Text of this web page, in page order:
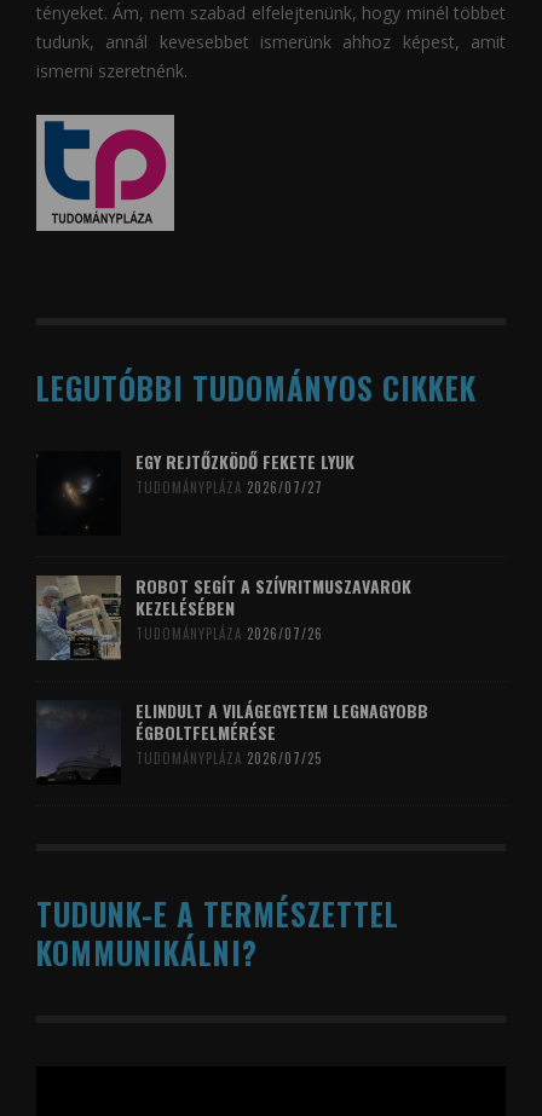
tényeket. Ám, nem szabad elfelejtenünk, hogy minél többet
tudunk, annál kevesebbet ismerünk ahhoz képest, amit
ismerni szeretnénk.
LEGUTÓBBI TUDOMÁNYOS CIKKEK
EGY REJTŐZKÖDŐ FEKETE LYUK
TUDOMÁNYPLÁZA 2026/07/27
ROBOT SEGÍT A SZÍVRITMUSZAVAROK
KEZELÉSÉBEN
TUDOMÁNYPLÁZA 2026/07/26
ELINDULT A VILÁGEGYETEM LEGNAGYOBB
ÉGBOLTFELMÉRÉSE
TUDOMÁNYPLÁZA 2026/07/25
TUDUNK-E A TERMÉSZETTEL
KOMMUNIKÁLNI?